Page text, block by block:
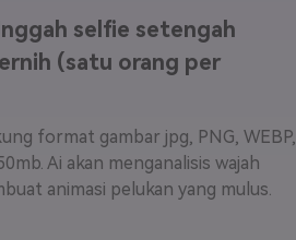
selfie setengah
(satu orang per
format gambar jpg, PNG, WEBP,
Ai akan menganalisis wajah
animasi pelukan yang mulus.